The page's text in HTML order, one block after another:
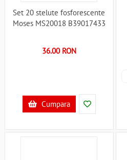
Set 20 stelute fosforescente
Moses MS20018 B39017433
36.00 RON
Cumpara